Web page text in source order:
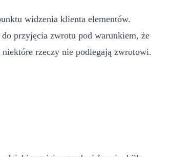
widzenia klienta elementów.
przyjęcia zwrotu pod warunkiem, że
rzeczy nie podlegają zwrotowi.